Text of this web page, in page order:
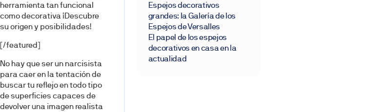
herramienta tan funcional
como decorativa ¡Descubre
su origen y posibilidades!
[/featured]
No hay que ser un narcisista
para caer en la tentación de
buscar tu reflejo en todo tipo
de superficies capaces de
devolver una imagen realista
Espejos decorativos
grandes: la Galería de los
Espejos de Versalles
El papel de los espejos
decorativos en casa en la
actualidad